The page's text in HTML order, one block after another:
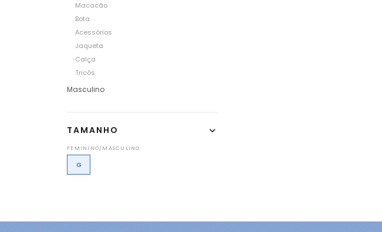
Macacão
Bota
Acessórios
Jaqueta
Calça
Tricôs
Masculino
TAMANHO
FEMININO/MASCULINO
G